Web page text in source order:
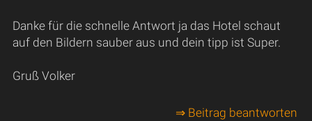
Danke für die schnelle Antwort ja das Hotel schaut
auf den Bildern sauber aus und dein tipp ist Super.
Gruß Volker
⇒ Beitrag beantworten